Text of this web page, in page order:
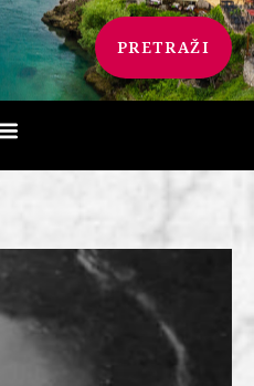
PRETRAŽI